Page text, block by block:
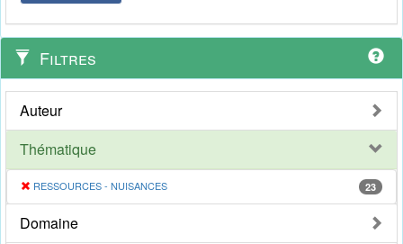
Filtres
Auteur
Thématique
RESSOURCES - NUISANCES 23
Domaine